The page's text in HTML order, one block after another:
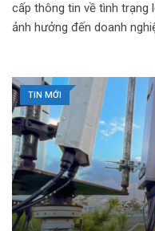
cấp thông tin về tình trạng
ảnh hưởng đến doanh
TIN MỚI